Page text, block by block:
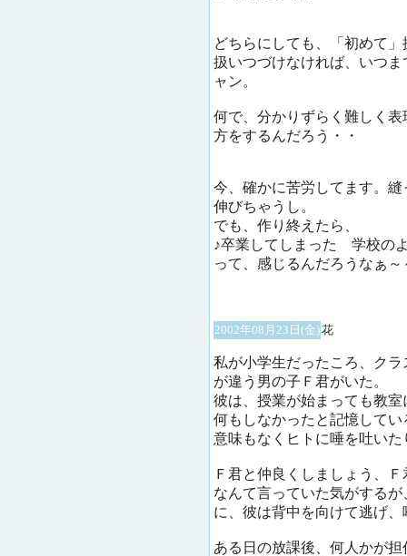
どちらにしても、「初めて
扱いつづけなければ、いつ
ャン。
何で、分かりずらく難しく
方をするんだろう・・
今、確かに苦労してます。
伸びちゃうし。
でも、作り終えたら、
♪卒業してしまった 学校の
って、感じるんだろうなぁ～
2002年08月23日(金)花
私が小学生だったころ、ク
が違う男の子Ｆ君がいた。
彼は、授業が始まっても教
何もしなかったと記憶してい
意味もなくヒトに唾を吐い
Ｆ君と仲良くしましょう、
なんて言っていた気がする
に、彼は背中を向けて逃げ
ある日の放課後、何人かが